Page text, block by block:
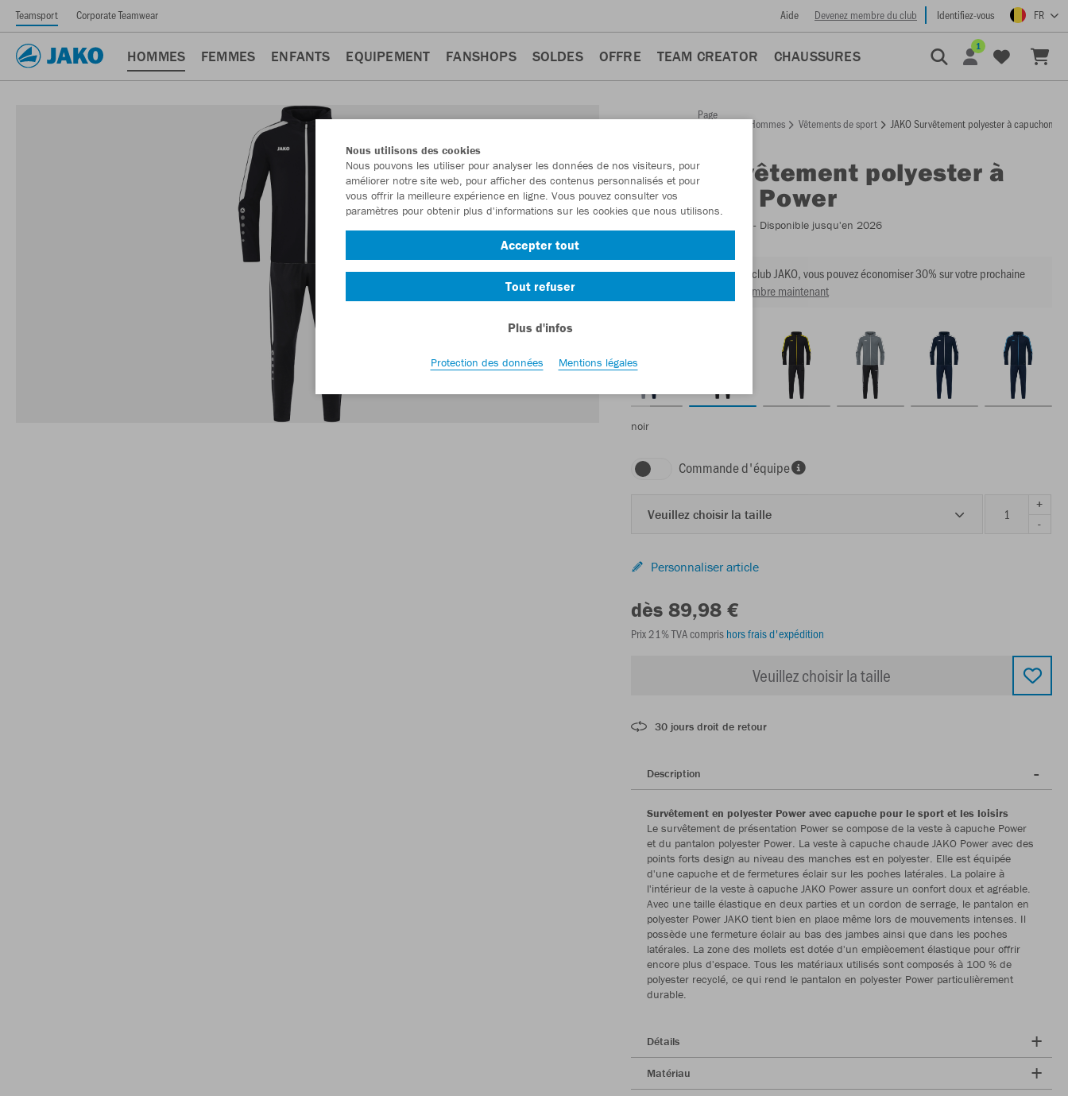
Teamsport Corporate Teamwear Aide Devenez membre du club Identifiez-vous FR
HOMMES FEMMES ENFANTS EQUIPEMENT FANSHOPS SOLDES OFFRE TEAM CREATOR CHAUSSURES
1
Retour
Page
Hommes Vêtements de sport JAKO Survêtement polyester à capuchon
JAKO Survêtement polyester à
capuchon Power
- Disponible jusqu'en 2026
En tant que membre du club JAKO, vous pouvez économiser 30% sur votre prochaine
Devenir membre maintenant
noir
Commande d'équipe
Veuillez choisir la taille
+
-
Personnaliser article
dès 89,98 €
Prix 21% TVA compris hors frais d'expédition
Veuillez choisir la taille
30 jours droit de retour
Description
Survêtement en polyester Power avec capuche pour le sport et les loisirs
Le survêtement de présentation Power se compose de la veste à capuche Power
et du pantalon polyester Power. La veste à capuche chaude JAKO Power avec des
points forts design au niveau des manches est en polyester. Elle est équipée
d'une capuche et de fermetures éclair sur les poches latérales. La polaire à
l'intérieur de la veste à capuche JAKO Power assure un confort doux et agréable.
Avec une taille élastique en deux parties et un cordon de serrage, le pantalon en
polyester Power JAKO tient bien en place même lors de mouvements intenses. Il
possède une fermeture éclair au bas des jambes ainsi que dans les poches
latérales. La zone des mollets est dotée d'un empiècement élastique pour offrir
encore plus d'espace. Tous les matériaux utilisés sont composés à 100 % de
polyester recyclé, ce qui rend le pantalon en polyester Power particulièrement
durable.
Détails
Matériau
Nous utilisons des cookies
Nous pouvons les utiliser pour analyser les données de nos visiteurs, pour
améliorer notre site web, pour afficher des contenus personnalisés et pour
vous offrir la meilleure expérience en ligne. Vous pouvez consulter vos
paramètres pour obtenir plus d'informations sur les cookies que nous utilisons.
Accepter tout
Tout refuser
Plus d'infos
Protection des données Mentions légales